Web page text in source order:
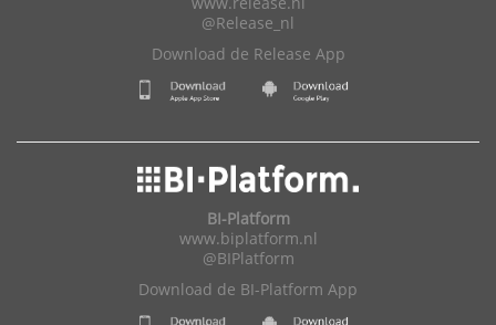
@Release_nl
Download de Release App
BI-Platform
www.biplatform.nl
@BIPlatform
Download de BI-Platform App